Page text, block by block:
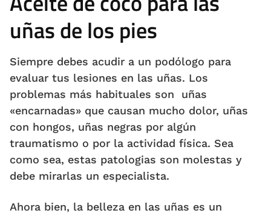
uñas de los pies
Siempre debes acudir a un podólogo para
evaluar tus lesiones en las uñas. Los
problemas más habituales son uñas
«encarnadas» que causan mucho dolor, uñas
con hongos, uñas negras por algún
traumatismo o por la actividad física. Sea
como sea, estas patologias son molestas y
debe mirarlas un especialista.
Ahora bien, la belleza en las uñas es un